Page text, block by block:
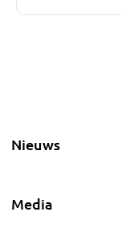
Nieuws
Media